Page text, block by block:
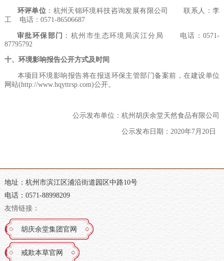
环评单位 ：杭州天锦环境科技咨询发展有限公司 联系人：李
工 电话：0571-86506687
审批环保部门 ：杭州市生态环境局滨江分局 电话：0571-
87795792
十、环境影响报告公开方式及时间
本项目环境影响报告将在报送环保主管部门备案前，在建设单位
网站(http://www.hqyttrsp.com)公开。
公示发布单位：杭州胡庆余堂天然食品有限公司
公示发布日期：2020年7月20日
地址：杭州市滨江区浦沿街道园区中路10号
电话：0571-88998209
友情链接：
胡庆余堂集团官网
戒欺本草官网